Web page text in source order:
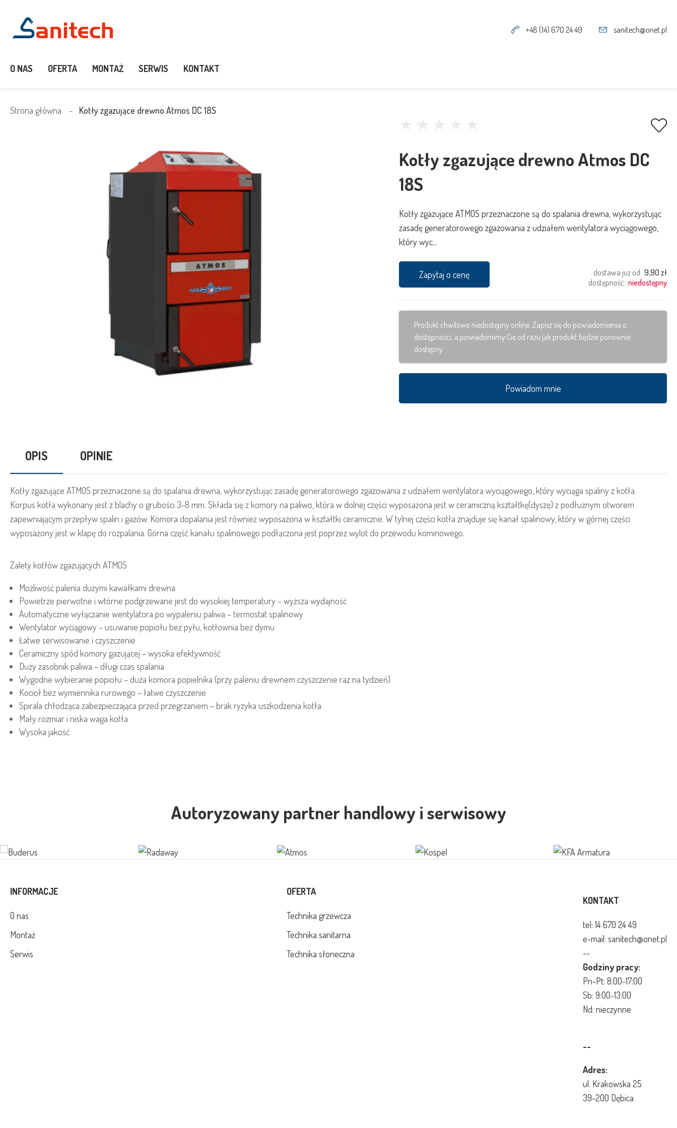
+48 (14) 670 24 49 sanitech@onet.pl
O NAS OFERTA MONTAŻ SERWIS KONTAKT
Strona główna Kotły zgazujące drewno Atmos DC 18S
Kotły zgazujące drewno Atmos DC
18S
Kotły zgazujące ATMOS przeznaczone są do spalania drewna, wykorzystując
zasadę generatorowego zgazowania z udziałem wentylatora wyciągowego,
który wyc...
Zapytaj o cenę dostawa już od: 9,90 zł
dostępność: niedostępny
Produkt chwilowo niedostępny online. Zapisz się do powiadomienia o
dostępności, a powiadomimy Cię od razu jak produkt będzie ponownie
dostępny.
Powiadom mnie
OPIS OPINIE
Kotły zgazujące ATMOS przeznaczone są do spalania drewna, wykorzystując zasadę generatorowego zgazowania z udziałem wentylatora wyciągowego, który wyciąga spaliny z kotła.
Korpus kotła wykonany jest z blachy o grubości 3-8 mm. Składa się z komory na paliwo, która w dolnej części wyposażona jest w ceramiczną kształtkę(dyszę) z podłużnym otworem
zapewniającym przepływ spalin i gazów. Komora dopalania jest również wyposażona w kształtki ceramiczne. W tylnej części kotła znajduje się kanał spalinowy, który w górnej części
wyposażony jest w klapę do rozpalania. Górna część kanału spalinowego podłączona jest poprzez wylot do przewodu kominowego.
Zalety kotłów zgazujących ATMOS
Możliwość palenia dużymi kawałkami drewna
Powietrze pierwotne i wtórne podgrzewane jest do wysokiej temperatury – wyższa wydajność
Automatyczne wyłączanie wentylatora po wypaleniu paliwa – termostat spalinowy
Wentylator wyciągowy – usuwanie popiołu bez pyłu, kotłownia bez dymu
Łatwe serwisowanie i czyszczenie
Ceramiczny spód komory gazującej – wysoka efektywność
Duży zasobnik paliwa – długi czas spalania
Wygodne wybieranie popiołu – duża komora popielnika (przy paleniu drewnem czyszczenie raz na tydzień)
Kocioł bez wymiennika rurowego – łatwe czyszczenie
Spirala chłodząca zabezpieczająca przed przegrzaniem – brak ryzyka uszkodzenia kotła
Mały rozmiar i niska waga kotła
Wysoka jakość
Autoryzowany partner handlowy i serwisowy
INFORMACJE
O nas
Montaż
Serwis
OFERTA
Technika grzewcza
Technika sanitarna
Technika słoneczna
KONTAKT
tel: 14 670 24 49
e-mail: sanitech@onet.pl
--
Godziny pracy:
Pn-Pt: 8:00-17:00
Sb: 9:00-13:00
Nd: nieczynne
--
Adres:
ul. Krakowska 25
39-200 Dębica